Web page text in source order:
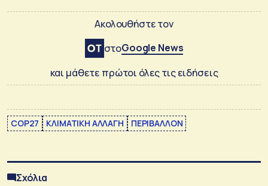
Ακολουθήστε τον
στοGoogle News
και μάθετε πρώτοι όλες τις ειδήσεις
COP27 ΚΛΙΜΑΤΙΚΗ ΑΛΛΑΓΗ ΠΕΡΙΒΑΛΛΟΝ
Σχόλια